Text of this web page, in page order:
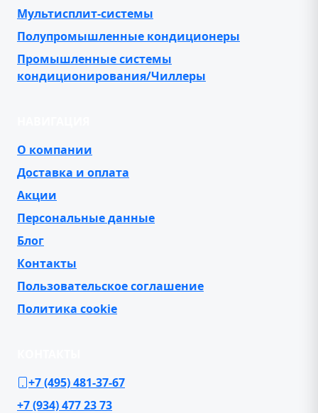
Мультисплит-системы
Полупромышленные кондиционеры
Промышленные системы
кондиционирования/Чиллеры
О компании
Доставка и оплата
Акции
Персональные данные
Блог
Контакты
Пользовательское соглашение
Политика cookie
+7 (495) 481-37-67
+7 (934) 477 23 73